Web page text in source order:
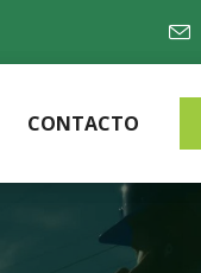
CONTACTO